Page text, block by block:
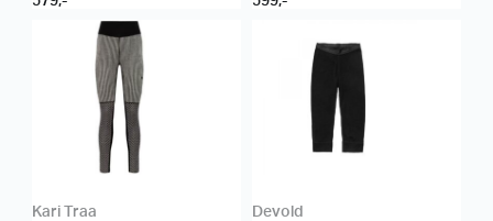
Kari Traa
Devold